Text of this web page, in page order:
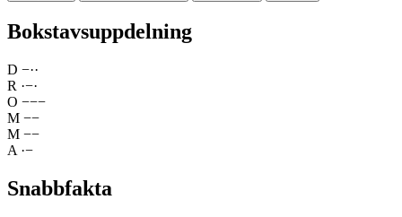
Bokstavsuppdelning
D −··
R ·−·
O −−−
M −−
M −−
A ·−
Snabbfakta